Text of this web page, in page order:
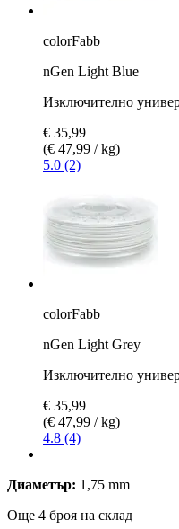
colorFabb
nGen Light Blue
Изключително
€ 35,99
(€ 47,99 / kg)
5.0 (2)
colorFabb
nGen Light Grey
Изключително
€ 35,99
(€ 47,99 / kg)
4.8 (4)
Диаметър: 1,75 mm
Още 4 броя на склад